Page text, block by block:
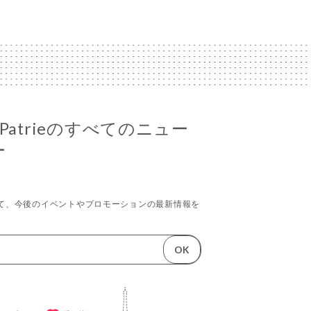
のすべてのニュー
、今後のイベントやプロモーションの最新情報を
OK